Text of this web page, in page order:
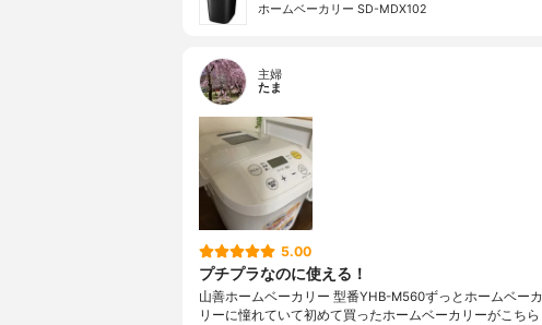
ホームベーカリー SD-MDX102
主婦
たま
5.00
プチプラなのに使える！
山善ホームベーカリー 型番YHB-M560ずっとホームベーカ
リーに憧れていて初めて買ったホームベーカリーがこちら